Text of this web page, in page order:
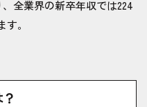
全業界の新卒年収では224
。